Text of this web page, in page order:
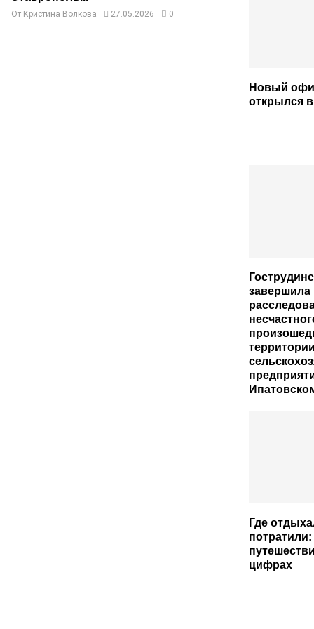
Новый
открылся
завершила
Где
цифрах
От Кристина Волкова 27.05.2026 0